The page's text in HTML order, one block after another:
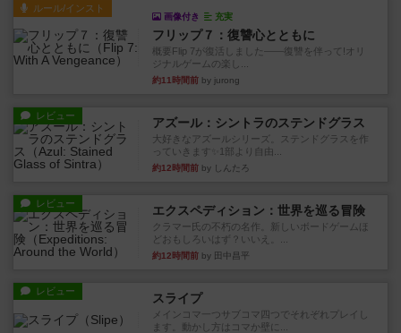
ルール/インスト
画像付き 充実
フリップ７：復讐心とともに
概要Flip 7が復活しました――復讐を伴って!オリ
ジナルゲームの楽し...
約11時間前 by jurong
レビュー アズール：シントラのステンドグラス
大好きなアズールシリーズ。ステンドグラスを作
っていきます✨1部より自由...
約12時間前 by しんたろ
レビュー エクスペディション：世界を巡る冒険
クラマー氏の不朽の名作。新しいボードゲームほ
どおもしろいはず？いいえ。...
約12時間前 by 田中昌平
レビュー スライプ
メインコマ一つサブコマ四つでそれぞれプレイし
ます。動かし方はコマか壁に...